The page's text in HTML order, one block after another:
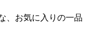
、お気に入りの一品